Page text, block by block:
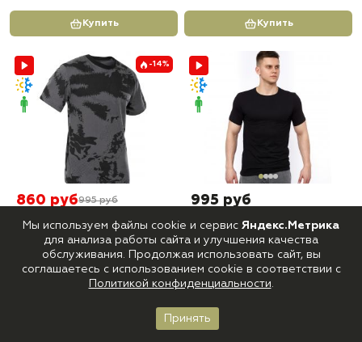
Купить Купить
-14%
860 руб995 руб
ФУТБОЛКА Премиум КМФ
Орёл
Купить
995 руб
ФУТБОЛКА Премиум КМФ
Черная
Купить
Корзина
Мы используем файлы cookie и сервис Яндекс.Метрика
для анализа работы сайта и улучшения качества
обслуживания. Продолжая использовать сайт, вы
соглашаетесь с использованием cookie в соответствии с
Политикой конфиденциальности.
Принять